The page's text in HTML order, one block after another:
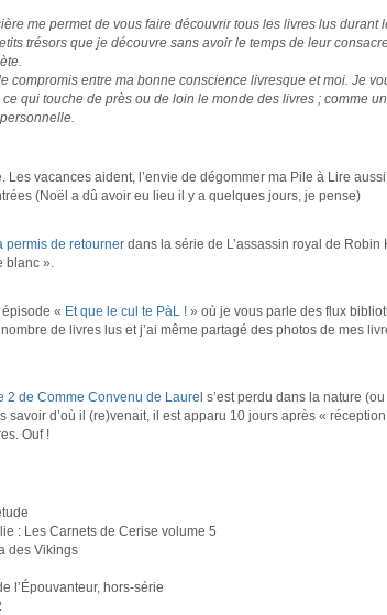
me permet de vous faire découvrir tous les livres lus durant
trésors que je découvre sans avoir le temps de leur
compromis entre ma bonne conscience livresque et moi. Je
qui touche de près ou de loin le monde des livres ; comme
Les vacances aident, l’envie de dégommer ma Pile à Lire
(Noël a dû avoir eu lieu il y a quelques jours, je pense)
permis de retourner dans la série de L’assassin royal de Robin
blanc ».
« Et que le cul te PàL ! » où je vous parle des flux
de livres lus et j’ai même partagé des photos de mes
2 de Comme Convenu de Laure l s’est perdu dans la nature
savoir d’où il (re)venait, il est apparu 10 jours après «
Ouf !
: Les Carnets de Cerise volume 5
des Vikings
l’Épouvanteur, hors-série